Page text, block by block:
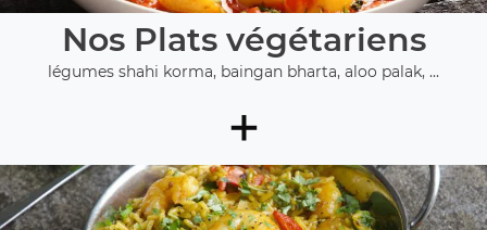
Nos Plats végétariens
légumes shahi korma, baingan bharta, aloo palak, ...
+